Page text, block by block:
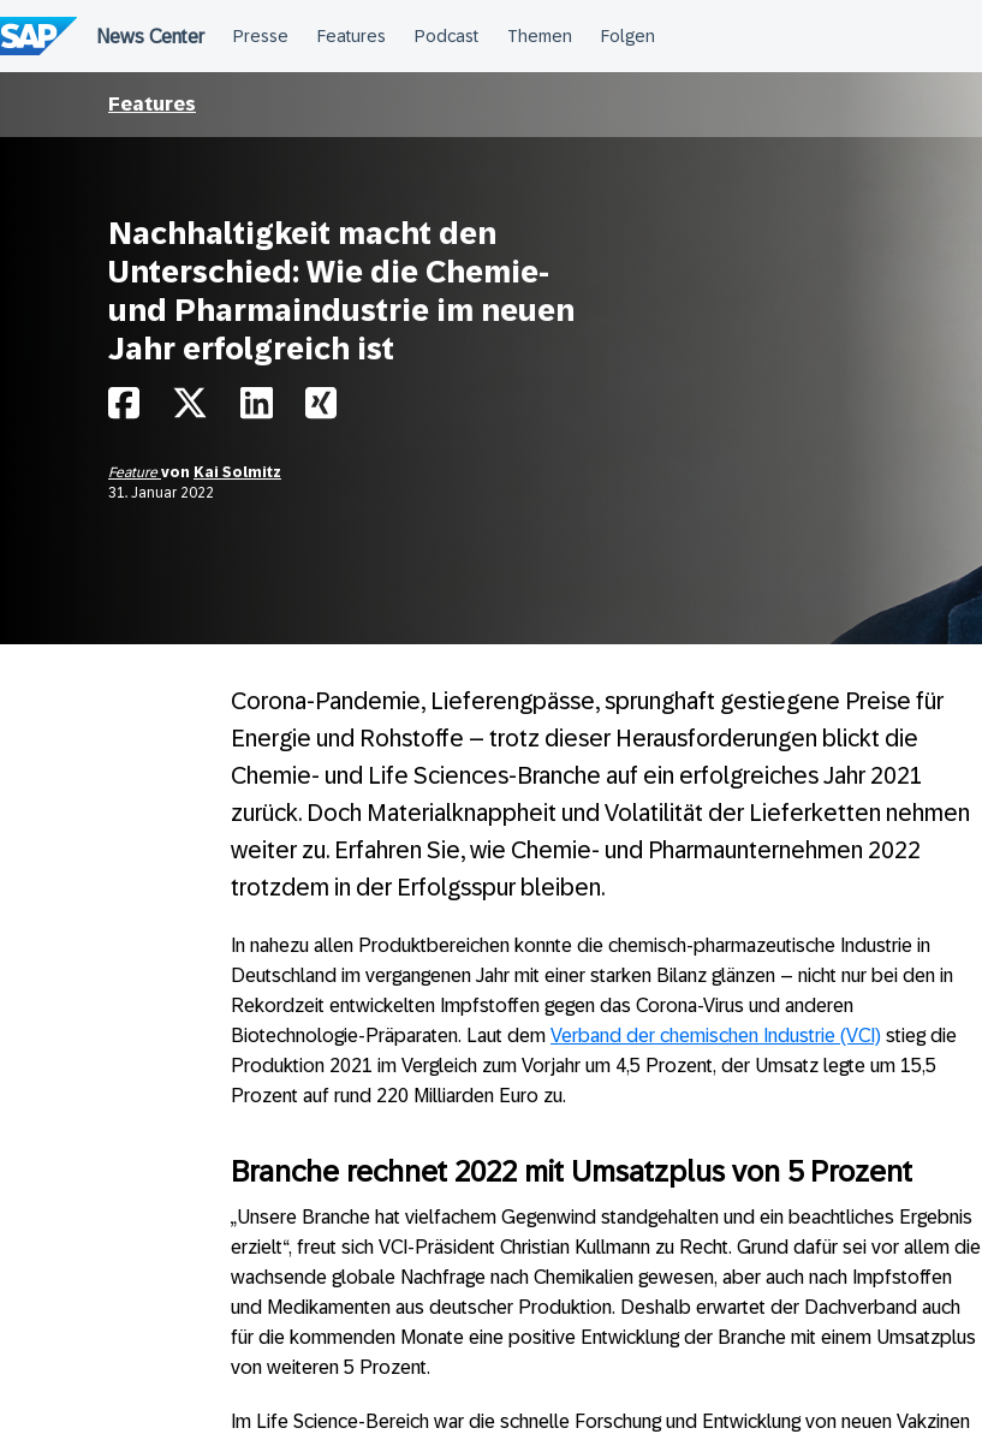
Features
Nachhaltigkeit macht den
Unterschied: Wie die Chemie-
und Pharmaindustrie im neuen
Jahr erfolgreich ist
Featurevon Kai Solmitz
31. Januar 2022
Corona-Pandemie, Lieferengpässe, sprunghaft gestiegene Preise für
Energie und Rohstoffe – trotz dieser Herausforderungen blickt die
Chemie- und Life Sciences-Branche auf ein erfolgreiches Jahr 2021
zurück. Doch Materialknappheit und Volatilität der Lieferketten nehmen
weiter zu. Erfahren Sie, wie Chemie- und Pharmaunternehmen 2022
trotzdem in der Erfolgsspur bleiben.
In nahezu allen Produktbereichen konnte die chemisch-pharmazeutische Industrie in
Deutschland im vergangenen Jahr mit einer starken Bilanz glänzen – nicht nur bei den in
Rekordzeit entwickelten Impfstoffen gegen das Corona-Virus und anderen
Biotechnologie-Präparaten. Laut dem Verband der chemischen Industrie (VCI) stieg die
Produktion 2021 im Vergleich zum Vorjahr um 4,5 Prozent, der Umsatz legte um 15,5
Prozent auf rund 220 Milliarden Euro zu.
Branche rechnet 2022 mit Umsatzplus von 5 Prozent
„Unsere Branche hat vielfachem Gegenwind standgehalten und ein beachtliches Ergebnis
erzielt“, freut sich VCI-Präsident Christian Kullmann zu Recht. Grund dafür sei vor allem die
wachsende globale Nachfrage nach Chemikalien gewesen, aber auch nach Impfstoffen
und Medikamenten aus deutscher Produktion. Deshalb erwartet der Dachverband auch
für die kommenden Monate eine positive Entwicklung der Branche mit einem Umsatzplus
von weiteren 5 Prozent.
Im Life Science-Bereich war die schnelle Forschung und Entwicklung von neuen Vakzinen